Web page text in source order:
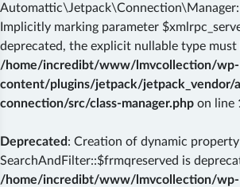
Implicitly marking parameter
deprecated, the explicit nullable type must
/home/incredibt/www/lmvcollection/wp-
content/plugins/jetpack/jetpack_vendor/
connection/src/class-manager.php on line
Deprecated : Creation of dynamic property
SearchAndFilter::$frmqreserved is
/home/incredibt/www/lmvcollection/wp-